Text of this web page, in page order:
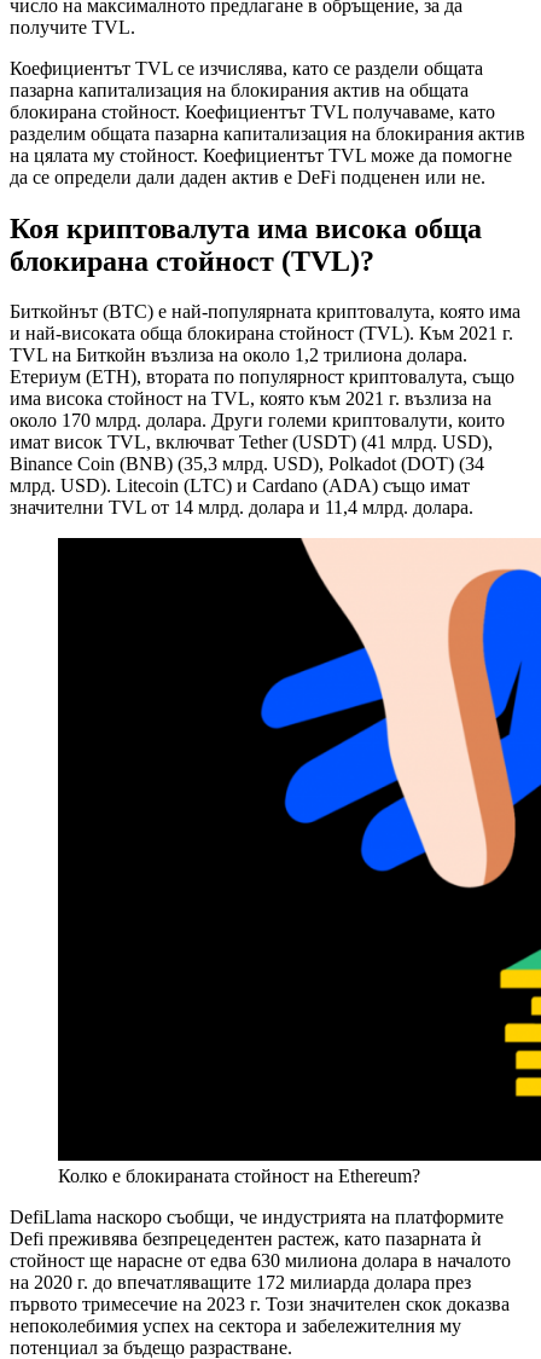
число на максималното предлагане в обръщение, за да
получите TVL.
Коефициентът TVL се изчислява, като се раздели общата
пазарна капитализация на блокирания актив на общата
блокирана стойност. Коефициентът TVL получаваме, като
разделим общата пазарна капитализация на блокирания актив
на цялата му стойност. Коефициентът TVL може да помогне
да се определи дали даден актив е DeFi подценен или не.
Коя криптовалута има висока обща
блокирана стойност (TVL)?
Биткойнът (BTC) е най-популярната криптовалута, която има
и най-високата обща блокирана стойност (TVL). Към 2021 г.
TVL на Биткойн възлиза на около 1,2 трилиона долара.
Етериум (ETH), втората по популярност криптовалута, също
има висока стойност на TVL, която към 2021 г. възлиза на
около 170 млрд. долара. Други големи криптовалути, които
имат висок TVL, включват Tether (USDT) (41 млрд. USD),
Binance Coin (BNB) (35,3 млрд. USD), Polkadot (DOT) (34
млрд. USD). Litecoin (LTC) и Cardano (ADA) също имат
значителни TVL от 14 млрд. долара и 11,4 млрд. долара.
Колко е блокираната стойност на Ethereum?
DefiLlama наскоро съобщи, че индустрията на платформите
Defi преживява безпрецедентен растеж, като пазарната ѝ
стойност ще нарасне от едва 630 милиона долара в началото
на 2020 г. до впечатляващите 172 милиарда долара през
първото тримесечие на 2023 г. Този значителен скок доказва
непоколебимия успех на сектора и забележителния му
потенциал за бъдещо разрастване.